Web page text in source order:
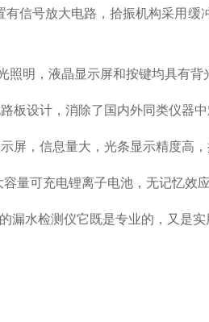
有信号放大电路，拾振机构采用缓
照明，液晶显示屏和按键均具有背
板设计，消除了国内外同类仪器
屏，信息量大，光条显示精度高
量可充电锂离子电池，无记忆效应
漏水检测仪它既是专业的，又是